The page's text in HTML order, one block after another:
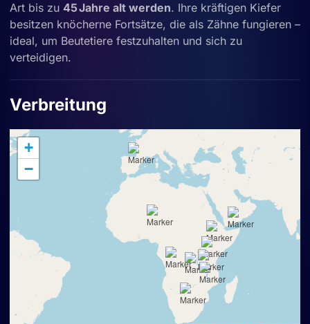
Art bis zu 45 Jahre alt werden. Ihre kräftigen Kiefer
besitzen knöcherne Fortsätze, die als Zähne fungieren –
ideal, um Beutetiere festzuhalten und sich zu
verteidigen.
Verbreitung
+
−